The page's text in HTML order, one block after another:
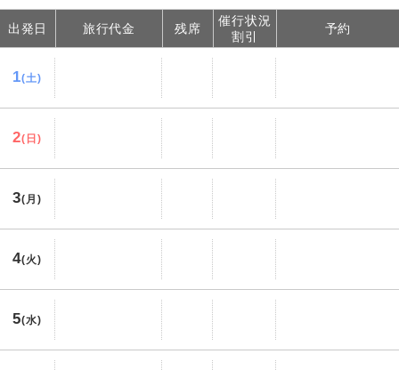
出発日 旅行代金 残席
催行状況
割引
予約
1(土)
2(日)
3(月)
4(火)
5(水)